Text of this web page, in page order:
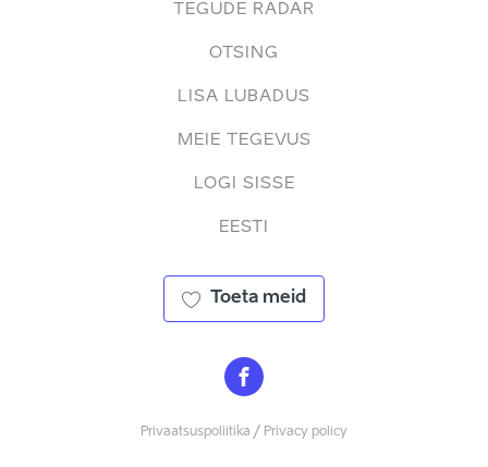
TEGUDE RADAR
OTSING
LISA LUBADUS
MEIE TEGEVUS
LOGI SISSE
EESTI
Toeta meid
Privaatsuspoliitika / Privacy policy